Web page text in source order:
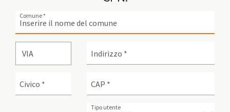
Comune *
VIA Indirizzo *
Civico * CAP *
Tipo utente